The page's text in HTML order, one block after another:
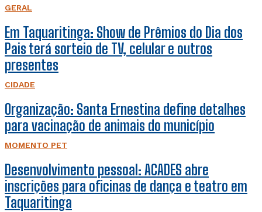
GERAL
Em Taquaritinga: Show de Prêmios do Dia dos
Pais terá sorteio de TV, celular e outros
presentes
CIDADE
Organização: Santa Ernestina define detalhes
para vacinação de animais do município
MOMENTO PET
Desenvolvimento pessoal: ACADES abre
inscrições para oficinas de dança e teatro em
Taquaritinga